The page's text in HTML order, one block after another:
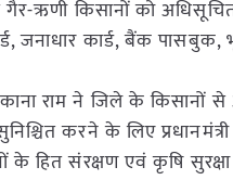
ऋणी किसानों को अधिसूचित
जनाधार कार्ड, बैंक पासबुक,
राम ने जिले के किसानों
करने के लिए
के हित संरक्षण एवं कृषि